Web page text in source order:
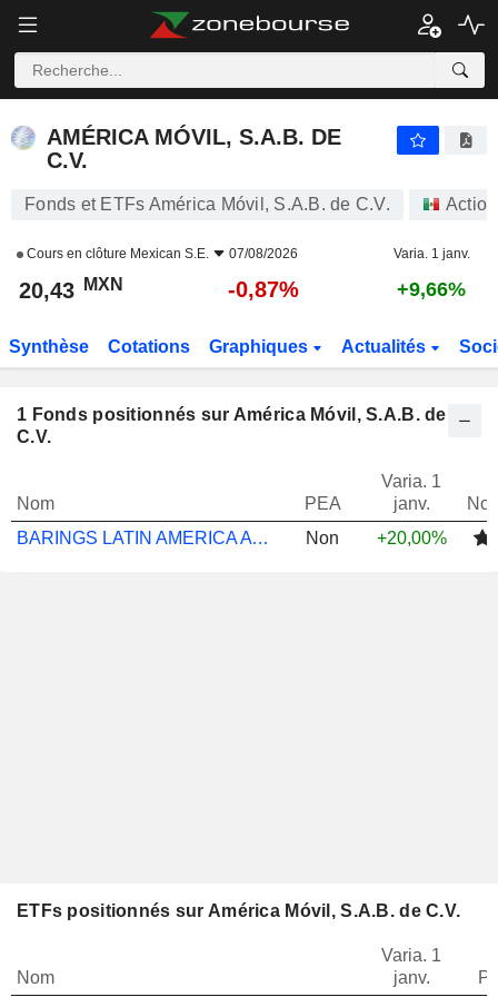
AMÉRICA MÓVIL, S.A.B. DE
C.V.
Fonds et ETFs América Móvil, S.A.B. de C.V.
Cours en clôture Mexican S.E. 07/08/2026 Varia. 1 janv.
20,43 MXN -0,87% +9,66%
Synthèse Cotations Graphiques Actualités
1 Fonds positionnés sur América Móvil, S.A.B. de
C.V.
Nom PEA
Varia. 1
janv.
BARINGS LATIN AMERICA A USD INC
Non +20,00%
ETFs positionnés sur América Móvil, S.A.B. de C.V.
Nom
Varia. 1
janv.